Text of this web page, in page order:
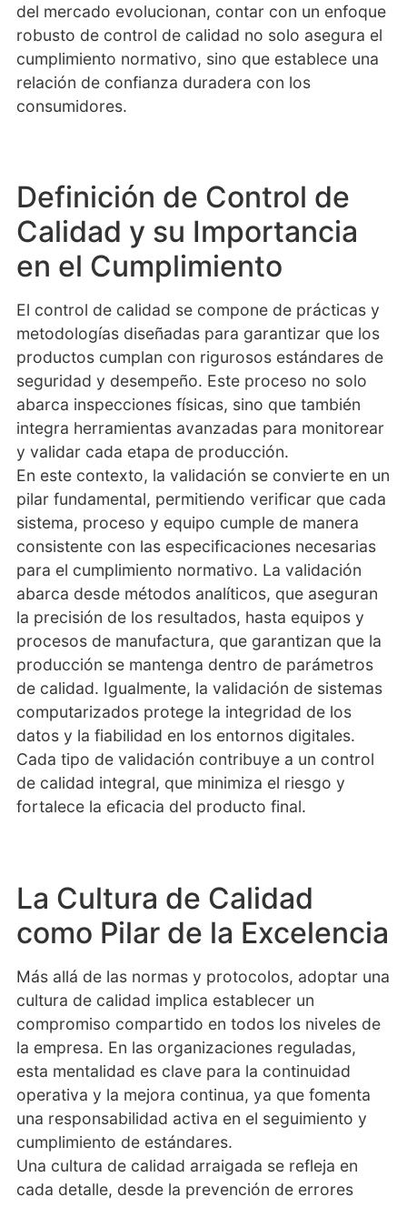
del mercado evolucionan, contar con un enfoque
robusto de control de calidad no solo asegura el
cumplimiento normativo, sino que establece una
relación de confianza duradera con los
consumidores.
Definición de Control de
Calidad y su Importancia
en el Cumplimiento
El control de calidad se compone de prácticas y
metodologías diseñadas para garantizar que los
productos cumplan con rigurosos estándares de
seguridad y desempeño. Este proceso no solo
abarca inspecciones físicas, sino que también
integra herramientas avanzadas para monitorear
y validar cada etapa de producción.
En este contexto, la validación se convierte en un
pilar fundamental, permitiendo verificar que cada
sistema, proceso y equipo cumple de manera
consistente con las especificaciones necesarias
para el cumplimiento normativo. La validación
abarca desde métodos analíticos, que aseguran
la precisión de los resultados, hasta equipos y
procesos de manufactura, que garantizan que la
producción se mantenga dentro de parámetros
de calidad. Igualmente, la validación de sistemas
computarizados protege la integridad de los
datos y la fiabilidad en los entornos digitales.
Cada tipo de validación contribuye a un control
de calidad integral, que minimiza el riesgo y
fortalece la eficacia del producto final.
La Cultura de Calidad
como Pilar de la Excelencia
Más allá de las normas y protocolos, adoptar una
cultura de calidad implica establecer un
compromiso compartido en todos los niveles de
la empresa. En las organizaciones reguladas,
esta mentalidad es clave para la continuidad
operativa y la mejora continua, ya que fomenta
una responsabilidad activa en el seguimiento y
cumplimiento de estándares.
Una cultura de calidad arraigada se refleja en
cada detalle, desde la prevención de errores